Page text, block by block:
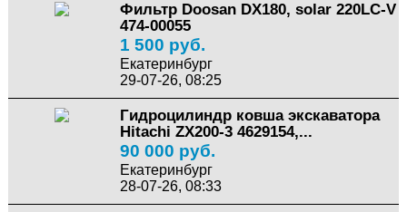
Фильтр Doosan DX180, solar 220LC-V
474-00055
1 500 руб.
Екатеринбург
29-07-26, 08:25
Гидроцилиндр ковша экскаватора
Hitachi ZX200-3 4629154,...
90 000 руб.
Екатеринбург
28-07-26, 08:33